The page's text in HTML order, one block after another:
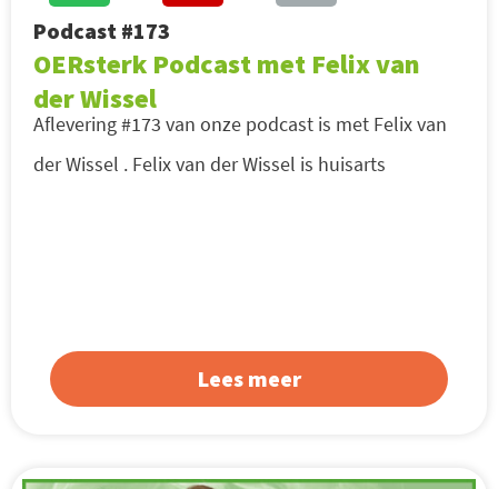
Podcast #173
OERsterk Podcast met Felix van
der Wissel
Aflevering #173 van onze podcast is met Felix van
der Wissel . Felix van der Wissel is huisarts
Lees meer